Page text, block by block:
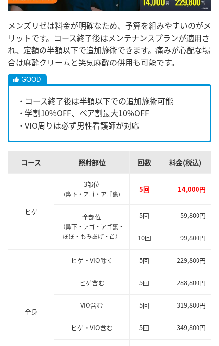
メンズリゼは料金が明確なため、予算を組みやすいのがメ
リットです。コース終了後はメンテナンスプランが適用さ
れ、定額の半額以下で追加施術できます。痛みが心配な場
合は麻酔クリームと笑気麻酔の併用も可能です。
・コース終了後は半額以下での追加施術可能
・学割10%OFF、ペア割最大10%OFF
・VIO周りは必ず男性看護師が対応
コース 照射部位 回数 料金(税込)
ヒゲ
3部位
(鼻下・アゴ・アゴ裏)
5回 14,000円
全部位
（鼻下・アゴ・アゴ裏・
ほほ・もみあげ・首）
5回 59,800円
10回 99,800円
全身
ヒゲ・VIO除く 5回 229,800円
ヒゲ含む 5回 288,800円
VIO含む 5回 319,800円
ヒゲ・VIO含む 5回 349,800円